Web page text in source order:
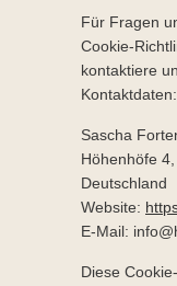
Für Fragen
Cookie-
kontaktiere
Kontaktdaten:
Sascha
Höhenhöfe
Deutschland
Website:
E-Mail: info@
Diese